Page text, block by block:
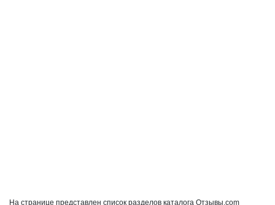
На странице представлен список разделов каталога Отзывы.com